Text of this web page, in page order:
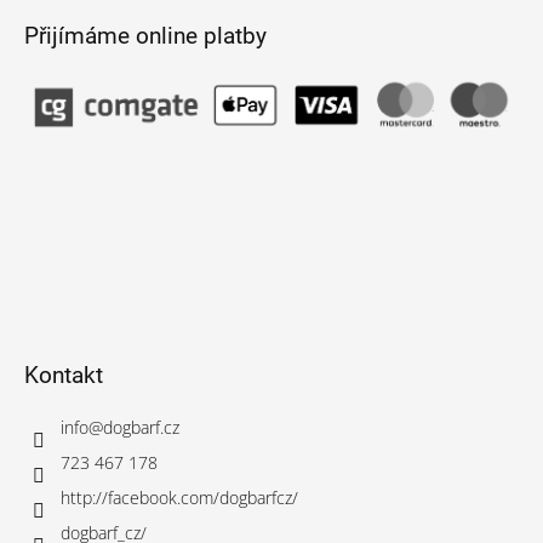
Přijímáme online platby
Kontakt
info@dogbarf.cz
723 467 178
http://facebook.com/dogbarfcz/
dogbarf_cz/